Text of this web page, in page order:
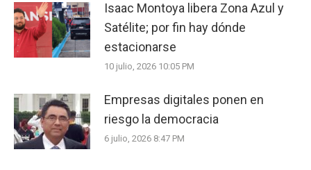
Isaac Montoya libera Zona Azul y
Satélite; por fin hay dónde
estacionarse
10 julio, 2026 10:05 PM
Empresas digitales ponen en
riesgo la democracia
6 julio, 2026 8:47 PM